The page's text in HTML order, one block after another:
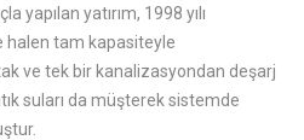
yapılan yatırım, 1998 yılı
halen tam kapasiteyle
ve tek bir kanalizasyondan deşarj
suları da müşterek sistemde